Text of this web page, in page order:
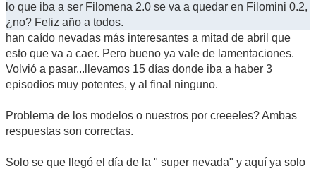
lo que iba a ser Filomena 2.0 se va a quedar en Filomini 0.2,
¿no? Feliz año a todos.
han caído nevadas más interesantes a mitad de abril que
esto que va a caer. Pero bueno ya vale de lamentaciones.
Volvió a pasar...llevamos 15 días donde iba a haber 3
episodios muy potentes, y al final ninguno.
Problema de los modelos o nuestros por creeeles? Ambas
respuestas son correctas.
Solo se que llegó el día de la " super nevada" y aquí ya solo